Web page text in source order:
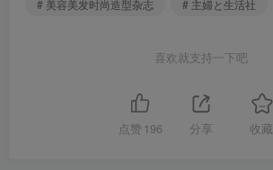
# 美容美发时尚造型杂志
# 主婦と生活社
喜欢就支持一下吧
点赞 196 分享 收藏